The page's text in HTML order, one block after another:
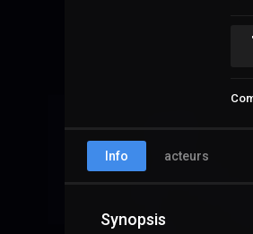
Info acteurs
Synopsis